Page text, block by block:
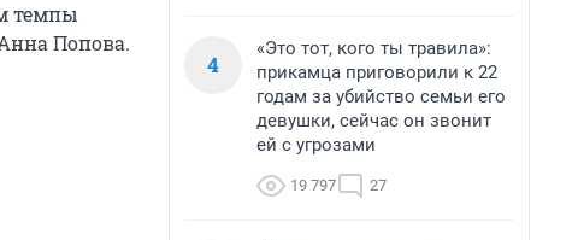
темпы
Попова.
4
«Это тот, кого ты травила»:
прикамца приговорили к 22
годам за убийство семьи его
девушки, сейчас он звонит
ей с угрозами
19 797 27